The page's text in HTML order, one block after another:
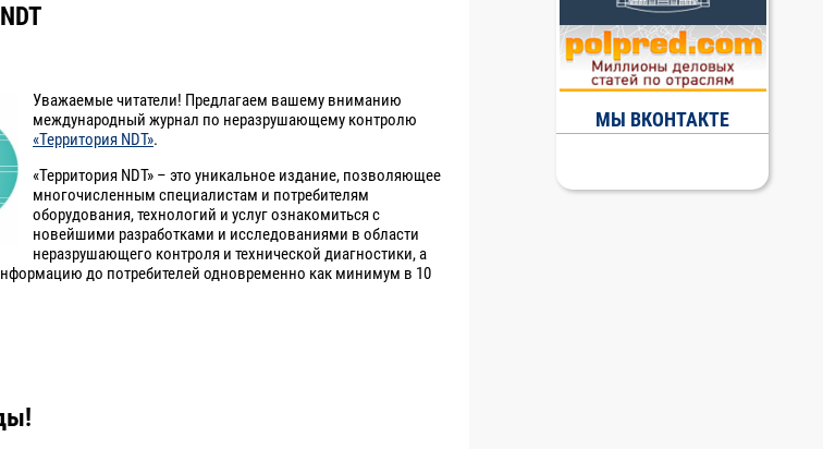
Уважаемые читатели! Предлагаем вашему вниманию
международный журнал по неразрушающему контролю
«Территория NDT».
«Территория NDT» – это уникальное издание, позволяющее
многочисленным специалистам и потребителям
оборудования, технологий и услуг ознакомиться с
новейшими разработками и исследованиями в области
неразрушающего контроля и технической диагностики, а
до потребителей одновременно как минимум в 10
МЫ ВКОНТАКТЕ